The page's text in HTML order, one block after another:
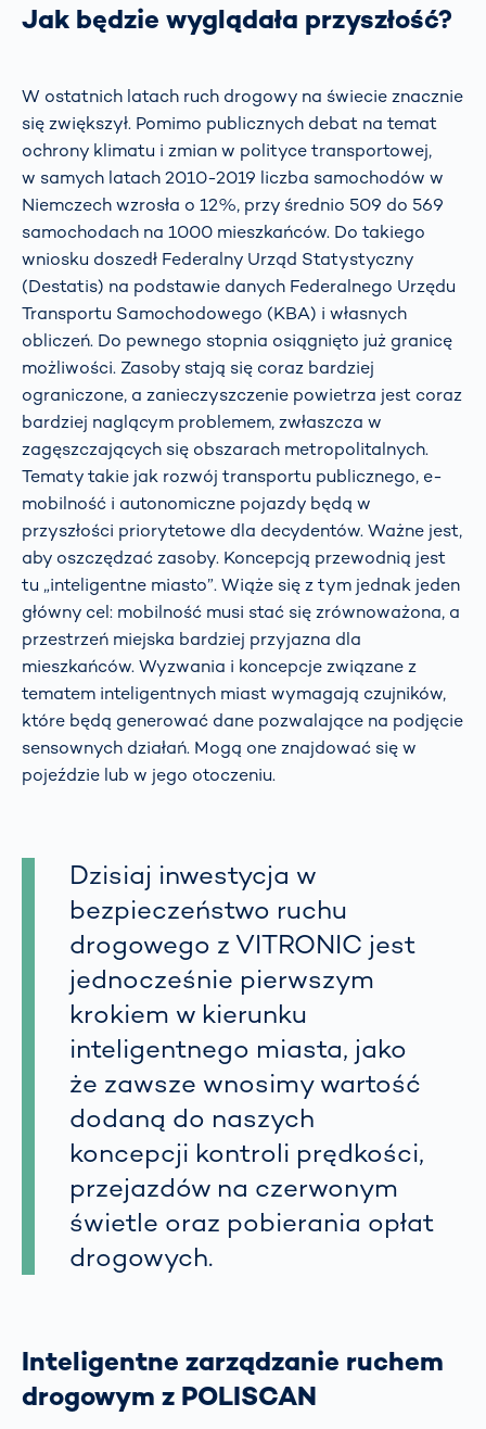
Jak będzie wyglądała przyszłość?
W ostatnich latach ruch drogowy na świecie znacznie
się zwiększył. Pomimo publicznych debat na temat
ochrony klimatu i zmian w polityce transportowej,
w samych latach 2010-2019 liczba samochodów w
Niemczech wzrosła o 12%, przy średnio 509 do 569
samochodach na 1000 mieszkańców. Do takiego
wniosku doszedł Federalny Urząd Statystyczny
(Destatis) na podstawie danych Federalnego Urzędu
Transportu Samochodowego (KBA) i własnych
obliczeń. Do pewnego stopnia osiągnięto już granicę
możliwości. Zasoby stają się coraz bardziej
ograniczone, a zanieczyszczenie powietrza jest coraz
bardziej naglącym problemem, zwłaszcza w
zagęszczających się obszarach metropolitalnych.
Tematy takie jak rozwój transportu publicznego, e-
mobilność i autonomiczne pojazdy będą w
przyszłości priorytetowe dla decydentów. Ważne jest,
aby oszczędzać zasoby. Koncepcją przewodnią jest
tu „inteligentne miasto”. Wiąże się z tym jednak jeden
główny cel: mobilność musi stać się zrównoważona, a
przestrzeń miejska bardziej przyjazna dla
mieszkańców. Wyzwania i koncepcje związane z
tematem inteligentnych miast wymagają czujników,
które będą generować dane pozwalające na podjęcie
sensownych działań. Mogą one znajdować się w
pojeździe lub w jego otoczeniu.
Dzisiaj inwestycja w
bezpieczeństwo ruchu
drogowego z VITRONIC jest
jednocześnie pierwszym
krokiem w kierunku
inteligentnego miasta, jako
że zawsze wnosimy wartość
dodaną do naszych
koncepcji kontroli prędkości,
przejazdów na czerwonym
świetle oraz pobierania opłat
drogowych.
Inteligentne zarządzanie ruchem
drogowym z POLISCAN